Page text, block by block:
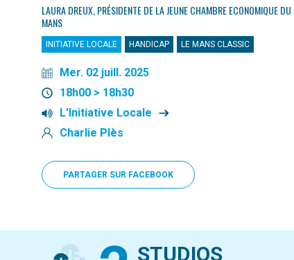
LAURA DREUX, PRÉSIDENTE DE LA JEUNE CHAMBRE ECONOMIQUE DU
MANS
INITIATIVE LOCALE HANDICAP LE MANS CLASSIC
Mer. 02 juill. 2025
18h00 > 18h30
L'Initiative Locale
Charlie Plès
PARTAGER SUR FACEBOOK
STUDIOS